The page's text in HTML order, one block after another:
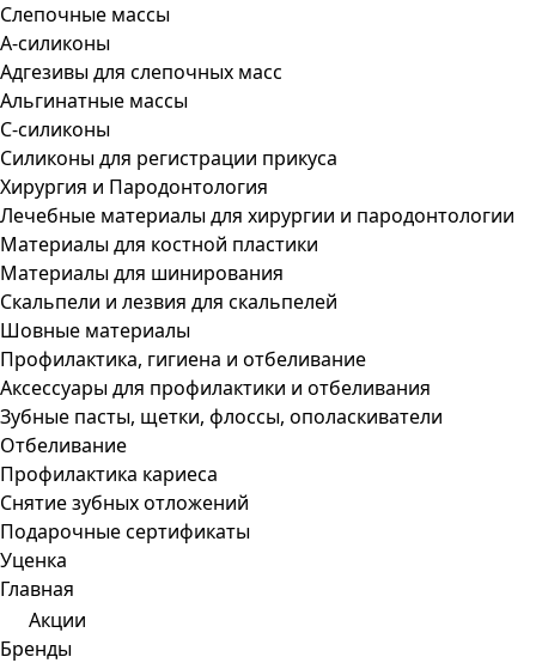
Слепочные массы
А-силиконы
Адгезивы для слепочных масс
Альгинатные массы
С-силиконы
Силиконы для регистрации прикуса
Хирургия и Пародонтология
Лечебные материалы для хирургии и пародонтологии
Материалы для костной пластики
Материалы для шинирования
Скальпели и лезвия для скальпелей
Шовные материалы
Профилактика, гигиена и отбеливание
Аксессуары для профилактики и отбеливания
Зубные пасты, щетки, флоссы, ополаскиватели
Отбеливание
Профилактика кариеса
Снятие зубных отложений
Подарочные сертификаты
Уценка
Главная
Акции
Бренды